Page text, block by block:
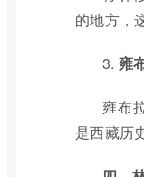
的地方，
3. 雍
雍布
是西藏历